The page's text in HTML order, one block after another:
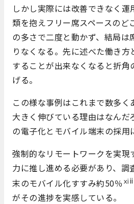
しかし実際には改善できなく運
類を抱えフリー席スペースのど
の多さで二度と動かず、結局は
りなくなる。先に述べた働き
することが出来なくなると折角
げる。
この様な事例はこれまで数多
大きく伸びている理由はなんだ
の電子化とモバイル端末の採用
強制的なリモートワークを実現
力に推し進める必要があり、調
末のモバイル化すすみ約50％ ⅺii
がその進捗を実感している。